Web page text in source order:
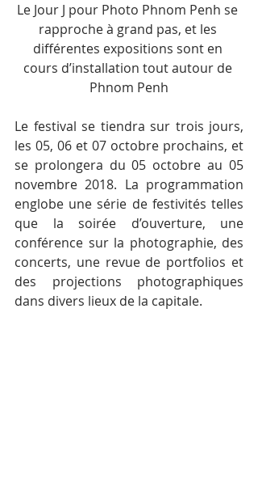
Le Jour J pour Photo Phnom Penh se
rapproche à grand pas, et les
différentes expositions sont en
cours d’installation tout autour de
Phnom Penh
Le festival se tiendra sur trois jours,
les 05, 06 et 07 octobre prochains, et
se prolongera du 05 octobre au 05
novembre 2018. La programmation
englobe une série de festivités telles
que la soirée d’ouverture, une
conférence sur la photographie, des
concerts, une revue de portfolios et
des projections photographiques
dans divers lieux de la capitale.